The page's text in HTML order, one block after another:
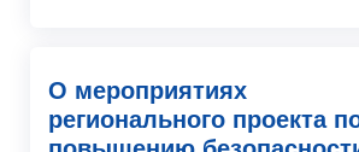
О мероприятиях
регионального проекта